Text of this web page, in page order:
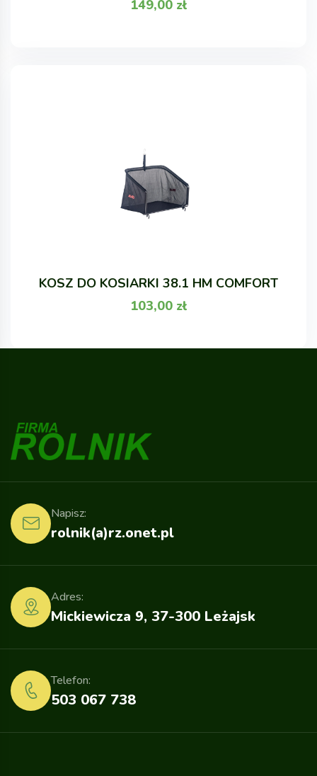
149,00 zł
KOSZ DO KOSIARKI 38.1 HM COMFORT
103,00 zł
rolnik(a)rz.onet.pl
Napisz:
Mickiewicza 9, 37-300 Leżajsk
Adres:
503 067 738
Telefon: